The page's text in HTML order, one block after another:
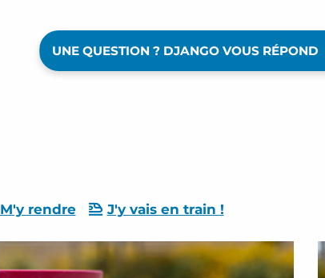
UNE QUESTION ? DJANGO VOUS RÉPOND
M'y rendre J'y vais en train !